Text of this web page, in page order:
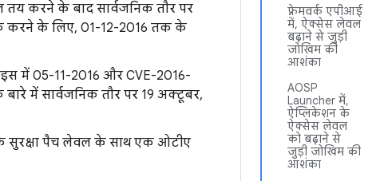
फ़्रेमवर्क एपीआई
में, ऐक्सेस लेवल
बढ़ाने से जुड़ी
जोखिम की
आशंका
AOSP
Launcher में,
ऐप्लिकेशन के
ऐक्सेस लेवल
को बढ़ाने से
जुड़ी जोखिम की
आशंका
करने के बाद सार्वजनिक तौर पर
करने के लिए, 01-12-2016 तक के
में 05-11-2016 और CVE-2016-
में सार्वजनिक तौर पर 19 अक्टूबर,
के सुरक्षा पैच लेवल के साथ एक ओटीए